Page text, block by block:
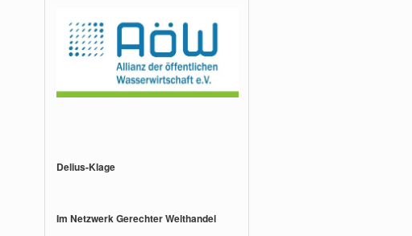
Delius-Klage
Im Netzwerk Gerechter Welthandel